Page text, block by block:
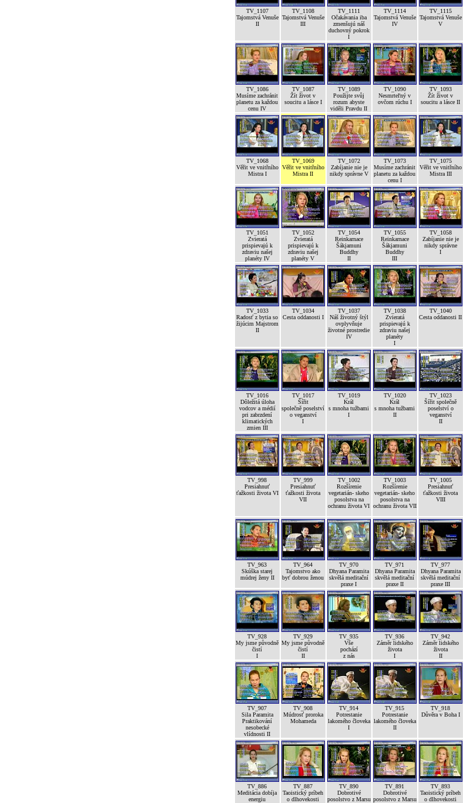
TV_1107
Tajomstvá Venuše
II
TV_1108
Tajomstvá Venuše
III
TV_1111
Očakávania iba
zmenšujú náš
duchovný pokrok
I
TV_1114
Tajomstvá Venuše
IV
TV_1115
Tajomstvá Venuše
V
TV_1086
Musíme zachránit
planetu za každou
cenu IV
TV_1087
Žít život v
soucitu a lásce I
TV_1089
Použijte svůj
rozum abyste
viděli Pravdu II
TV_1090
Nesmrteľný v
ovčom rúchu I
TV_1093
Žít život v
soucitu a lásce II
TV_1068
Věřit ve vnitřního
Mistra I
TV_1069
Věřit ve vnitřního
Mistra II
TV_1072
Zabíjanie nie je
nikdy správne V
TV_1073
Musíme zachránit
planetu za každou
cenu I
TV_1075
Věřit ve vnitřního
Mistra III
TV_1051
Zvieratá
prispievajú k
zdraviu našej
planéty IV
TV_1052
Zvieratá
prispievajú k
zdraviu našej
planéty V
TV_1054
Reinkarnace
Šákjamuni
Buddhy
II
TV_1055
Reinkarnace
Šákjamuni
Buddhy
III
TV_1058
Zabíjanie nie je
nikdy správne
I
TV_1033
Radosť z bytia so
žijúcim Majstrom
II
TV_1034
Cesta oddanosti I
TV_1037
Náš životný štýl
ovplyvňuje
životné prostredie
IV
TV_1038
Zvieratá
prispievajú k
zdraviu našej
planéty
I
TV_1040
Cesta oddanosti II
TV_1016
Dôležitá úloha
vodcov a médií
pri zabrzdení
klimatických
zmien III
TV_1017
Šířit
společně poselství
o veganství
I
TV_1019
Král
s mnoha tužbami
I
TV_1020
Král
s mnoha tužbami
II
TV_1023
Šířit společně
poselství o
veganství
II
TV_998
Presiahnuť
ťažkosti života VI
TV_999
Presiahnuť
ťažkosti života
VII
TV_1002
Rozšírenie
vegetarián- skeho
posolstva na
ochranu života VI
TV_1003
Rozšírenie
vegetarián- skeho
posolstva na
ochranu života VII
TV_1005
Presiahnuť
ťažkosti života
VIII
TV_963
Skúška starej
múdrej ženy II
TV_964
Tajomstvo ako
byť dobrou ženou
TV_970
Dhyana Paramita
skvělá meditační
praxe I
TV_971
Dhyana Paramita
skvělá meditační
praxe II
TV_977
Dhyana Paramita
skvělá meditační
praxe III
TV_928
My jsme původně
čistí
I
TV_929
My jsme původně
čistí
II
TV_935
Vše
pochází
z nás
TV_936
Záměr lidského
života
I
TV_942
Záměr lidského
života
II
TV_907
Sila Paramita
Praktikování
nesobecké
vlídnosti II
TV_908
Múdrosť proroka
Mohameda
TV_914
Potrestanie
lakomého človeka
I
TV_915
Potrestanie
lakomého človeka
II
TV_918
Důvěra v Boha I
TV_886
Meditácia dobíja
energiu
TV_887
Taoistický príbeh
o dlhovekosti
TV_890
Dobrotivé
posolstvo z Marsu
TV_891
Dobrotivé
posolstvo z Marsu
TV_893
Taoistický príbeh
o dlhovekosti